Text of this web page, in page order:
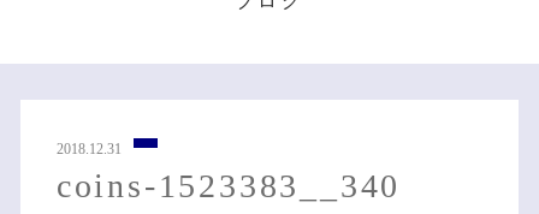
2018.12.31
coins-1523383__340